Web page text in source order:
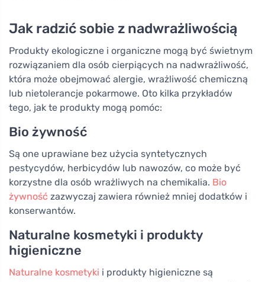
Jak radzić sobie z nadwrażliwością
Produkty ekologiczne i organiczne mogą być świetnym
rozwiązaniem dla osób cierpiących na nadwrażliwość,
która może obejmować alergie, wrażliwość chemiczną
lub nietolerancje pokarmowe. Oto kilka przykładów
tego, jak te produkty mogą pomóc:
Bio żywność
Są one uprawiane bez użycia syntetycznych
pestycydów, herbicydów lub nawozów, co może być
korzystne dla osób wrażliwych na chemikalia. Bio
żywność zazwyczaj zawiera również mniej dodatków i
konserwantów.
Naturalne kosmetyki i produkty
higieniczne
Naturalne kosmetyki i produkty higieniczne są